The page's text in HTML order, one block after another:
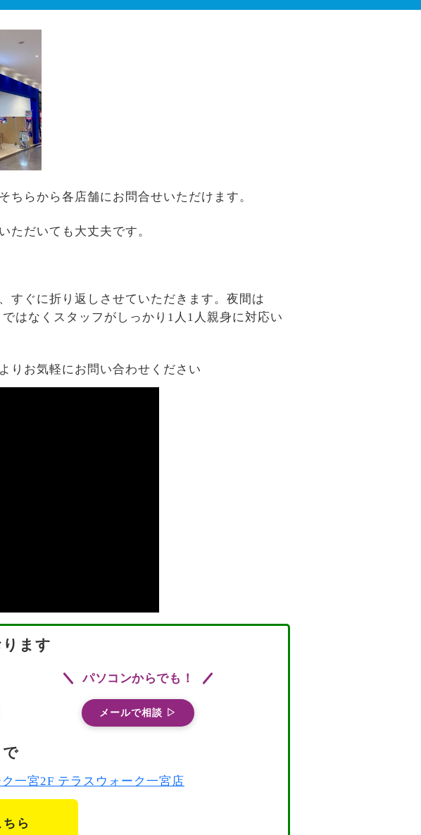
らから各店舗にお問合せいただけます。
ただいても大丈夫です。
すぐに折り返しさせていただきます。夜間は
はなくスタッフがしっかり1人1人親身に対応い
りお気軽にお問い合わせください
ます
パソコンからでも！
メールで相談 ▷
一宮2F テラスウォーク一宮店
ら